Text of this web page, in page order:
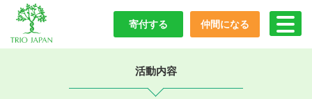
寄付する 仲間になる
活動内容